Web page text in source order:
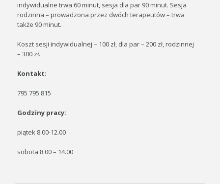
indywidualne trwa 60 minut, sesja dla par 90 minut. Sesja
rodzinna – prowadzona przez dwóch terapeutów – trwa
także 90 minut.
Koszt sesji indywidualnej – 100 zł, dla par – 200 zł, rodzinnej
– 300 zł.
Kontakt:
795 795 815
Godziny pracy:
piątek 8.00-12.00
sobota 8.00 – 14.00